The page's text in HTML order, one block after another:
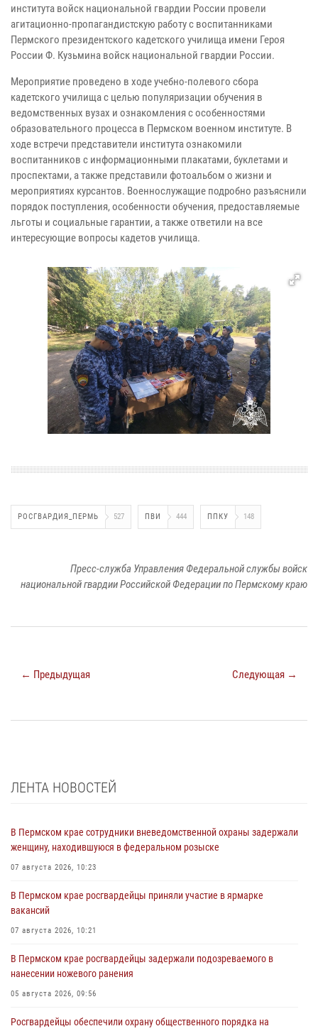
института войск национальной гвардии России провели
агитационно-пропагандистскую работу с воспитанниками
Пермского президентского кадетского училища имени Героя
России Ф. Кузьмина войск национальной гвардии России.
Мероприятие проведено в ходе учебно-полевого сбора
кадетского училища с целью популяризации обучения в
ведомственных вузах и ознакомления с особенностями
образовательного процесса в Пермском военном институте. В
ходе встречи представители института ознакомили
воспитанников с информационными плакатами, буклетами и
проспектами, а также представили фотоальбом о жизни и
мероприятиях курсантов. Военнослужащие подробно разъяснили
порядок поступления, особенности обучения, предоставляемые
льготы и социальные гарантии, а также ответили на все
интересующие вопросы кадетов училища.
РОСГВАРДИЯ_ПЕРМЬ 527 ПВИ 444 ППКУ 148
Пресс-служба Управления Федеральной службы войск
национальной гвардии Российской Федерации по Пермскому краю
← Предыдущая Следующая →
ЛЕНТА НОВОСТЕЙ
В Пермском крае сотрудники вневедомственной охраны задержали
женщину, находившуюся в федеральном розыске
07 августа 2026, 10:23
В Пермском крае росгвардейцы приняли участие в ярмарке
вакансий
07 августа 2026, 10:21
В Пермском крае росгвардейцы задержали подозреваемого в
нанесении ножевого ранения
05 августа 2026, 09:56
Росгвардейцы обеспечили охрану общественного порядка на